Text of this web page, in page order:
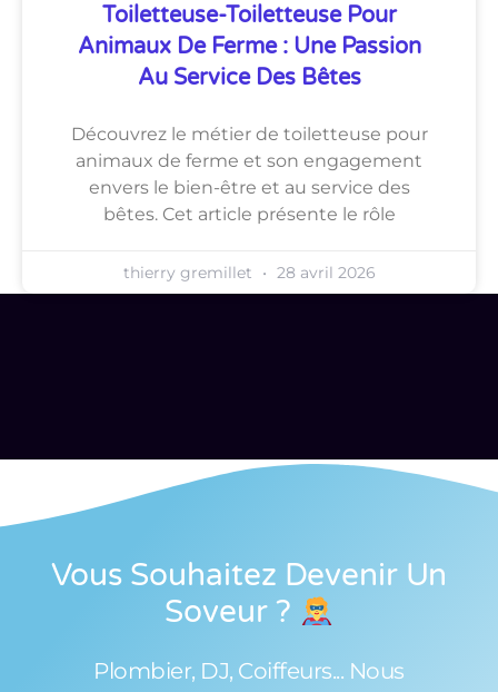
Toiletteuse-Toiletteuse Pour
Animaux De Ferme : Une Passion
Au Service Des Bêtes
Découvrez le métier de toiletteuse pour
animaux de ferme et son engagement
envers le bien-être et au service des
bêtes. Cet article présente le rôle
thierry gremillet 28 avril 2026
Vous Souhaitez Devenir Un
Soveur ?
Plombier, DJ, Coiffeurs... Nous